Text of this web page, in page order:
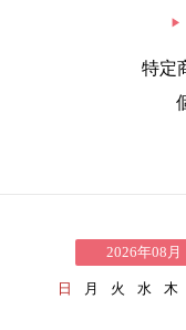
▶
特定
2026年08月
日 月 火 水 木